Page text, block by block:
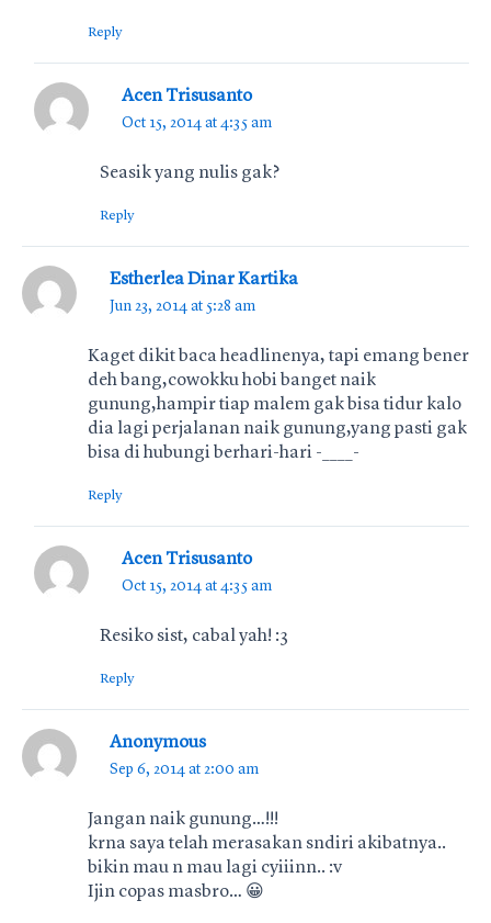
Reply
Acen Trisusanto
Oct 15, 2014 at 4:35 am
Seasik yang nulis gak?
Reply
Estherlea Dinar Kartika
Jun 23, 2014 at 5:28 am
Kaget dikit baca headlinenya, tapi emang bener
deh bang,cowokku hobi banget naik
gunung,hampir tiap malem gak bisa tidur kalo
dia lagi perjalanan naik gunung,yang pasti gak
bisa di hubungi berhari-hari -____-
Reply
Acen Trisusanto
Oct 15, 2014 at 4:35 am
Resiko sist, cabal yah! :3
Reply
Anonymous
Sep 6, 2014 at 2:00 am
Jangan naik gunung…!!!
krna saya telah merasakan sndiri akibatnya..
bikin mau n mau lagi cyiiinn.. :v
Ijin copas masbro… 😀